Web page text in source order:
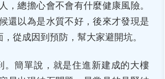
總擔心會不會有什麼健康風險。
還以為是水質不好，後來才發現是
從成因到預防，幫大家避開坑。
簡單說，就是住進新建成的大樓